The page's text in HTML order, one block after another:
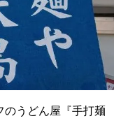
のうどん屋『手打麺